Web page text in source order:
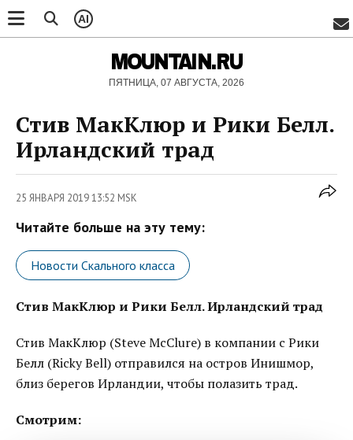
AI
MOUNTAIN.RU
ПЯТНИЦА, 07 АВГУСТА, 2026
Стив МакКлюр и Рики Белл.
Ирландский трад
25 ЯНВАРЯ 2019 13:52 MSK
Читайте больше на эту тему:
Новости Скального класса
Стив МакКлюр и Рики Белл. Ирландский трад
Стив МакКлюр (Steve McClure) в компании с Рики
Белл (Ricky Bell) отправился на остров Инишмор,
близ берегов Ирландии, чтобы полазить трад.
Смотрим: